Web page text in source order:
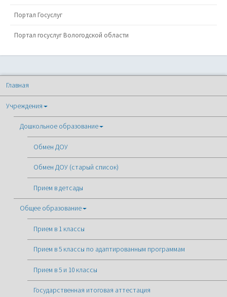
Портал Госуслуг
Портал госуслуг Вологодской области
Главная
Учреждения
Дошкольное образование
Обмен ДОУ
Обмен ДОУ (старый список)
Прием в детсады
Общее образование
Прием в 1 классы
Прием в 5 классы по адаптированным программам
Прием в 5 и 10 классы
Государственная итоговая аттестация